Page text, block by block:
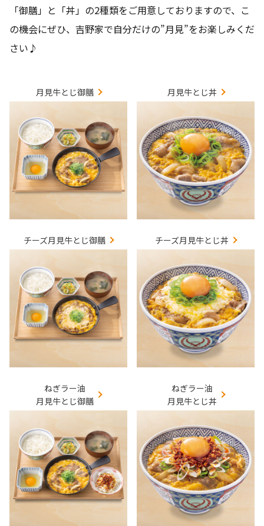
「御膳」と「丼」の2種類をご用意しておりますので、こ
の機会にぜひ、吉野家で自分だけの”月見”をお楽しみくだ
さい♪
月見牛とじ御膳 月見牛とじ丼
チーズ月見牛とじ御膳 チーズ月見牛とじ丼
ねぎラー油
月見牛とじ御膳
ねぎラー油
月見牛とじ丼